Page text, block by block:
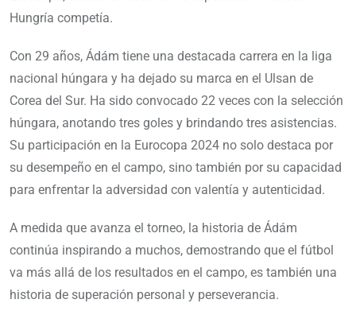
Hungría competía.
Con 29 años, Ádám tiene una destacada carrera en la liga
nacional húngara y ha dejado su marca en el Ulsan de
Corea del Sur. Ha sido convocado 22 veces con la selección
húngara, anotando tres goles y brindando tres asistencias.
Su participación en la Eurocopa 2024 no solo destaca por
su desempeño en el campo, sino también por su capacidad
para enfrentar la adversidad con valentía y autenticidad.
A medida que avanza el torneo, la historia de Ádám
continúa inspirando a muchos, demostrando que el fútbol
va más allá de los resultados en el campo, es también una
historia de superación personal y perseverancia.